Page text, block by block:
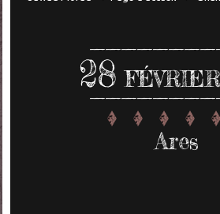
28
Ares